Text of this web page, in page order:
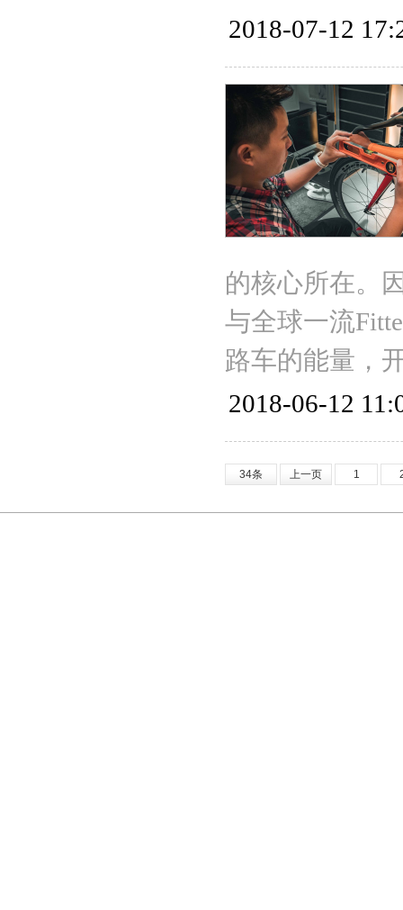
2018-07-12
的核心所在。
与全球一流
路车的能量，
2018-06-12
34条 上一页 1